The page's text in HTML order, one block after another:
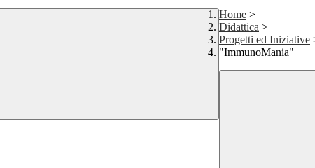
Home >
Didattica >
Progetti ed Iniziative
"ImmunoMania"